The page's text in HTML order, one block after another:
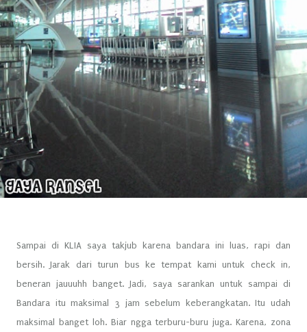
Sampai di KLIA saya takjub karena bandara ini luas, rapi dan
bersih. Jarak dari turun bus ke tempat kami untuk check in,
beneran jauuuhh banget. Jadi, saya sarankan untuk sampai di
Bandara itu maksimal 3 jam sebelum keberangkatan. Itu udah
maksimal banget loh. Biar ngga terburu-buru juga. Karena, zona